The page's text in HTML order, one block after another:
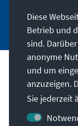
Unser Auftrag
Kontakt
Diese
Betrieb und
sind.
anonyme
und um
anzuzeigen.
Sie jederzeit